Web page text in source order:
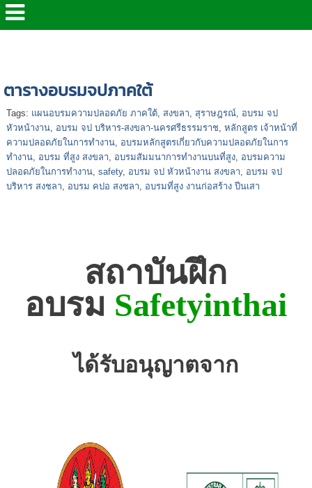
ตารางอบรมจปภาคใต้
Tags: แผนอบรมความปลอดภัย ภาคใต้, สงขลา, สุราษฎรณ์, อบรม จป
หัวหน้างาน, อบรม จป บริหาร-สงขลา-นครศรีธรรมราช, หลักสูตร เจ้าหน้าที่
ความปลอดภัยในการทำงาน, อบรมหลักสูตรเกี่ยวกับความปลอดภัยในการ
ทำงาน, อบรม ที่สูง สงขลา, อบรมสัมมนาการทำงานบนที่สูง, อบรมความ
ปลอดภัยในการทำงาน, safety, อบรม จป หัวหน้างาน สงขลา, อบรม จป
บริหาร สงชลา, อบรม คปอ สงชลา, อบรมที่สูง งานก่อสร้าง ปีนเสา
สถาบันฝึก
อบรม Safetyinthai
ได้รับอนุญาตจาก